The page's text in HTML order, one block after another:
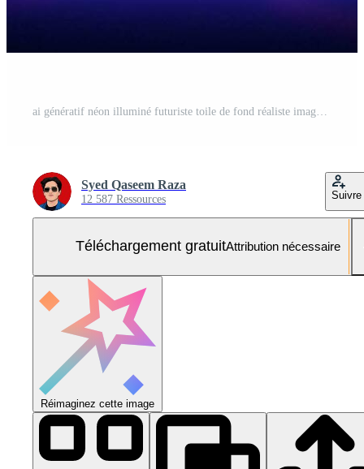
Syed Qaseem Raza
12 587 Ressources Suivre
Téléchargement gratuitAttribution nécessaire
Réimaginez cette image